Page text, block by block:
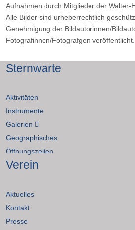
Aufnahmen durch Mitglieder der Walter-
Alle Bilder sind urheberrechtlich
Genehmigung der Bildautorinnen/
Fotografinnen/Fotografgen veröffentlicht.
Sternwarte
Aktivitäten
Instrumente
Galerien
Geographisches
Öffnungszeiten
Verein
Aktuelles
Kontakt
Presse